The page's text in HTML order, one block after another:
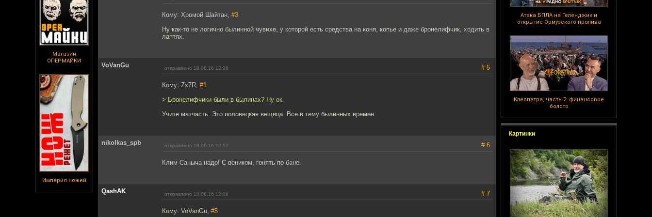
Магазин
ОПЕРМАЙКИ
Империя ножей
Атака БПЛА на Геленджик и
открытие Ормузского пролива
Клеопатра, часть 2: финансовое
болото
Картинки
Кому: Хромой Шайтан, #3
Ну как-то не логично былинной чувихе, у которой есть средства на коня, копье и даже бронелифчик, ходить в
лаптях.
VoVanGu отправлено 18.06.16 12:36 # 5
Кому: Zx7R, #1
> Бронелифчики были в былинах? Ну ок.
Учите матчасть. Это половецкая вещица. Все в тему былинных времен.
nikolkas_spb отправлено 18.06.16 12:52 # 6
Клим Саныча надо! С веником, гонять по бане.
QashAK отправлено 18.06.16 13:06 # 7
Кому: VoVanGu, #5